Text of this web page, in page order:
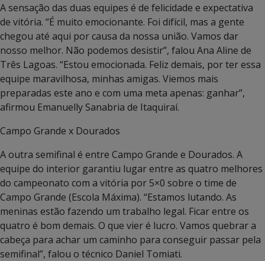
A sensação das duas equipes é de felicidade e expectativa
de vitória. “É muito emocionante. Foi difícil, mas a gente
chegou até aqui por causa da nossa união. Vamos dar
nosso melhor. Não podemos desistir”, falou Ana Aline de
Três Lagoas. “Estou emocionada. Feliz demais, por ter essa
equipe maravilhosa, minhas amigas. Viemos mais
preparadas este ano e com uma meta apenas: ganhar”,
afirmou Emanuelly Sanabria de Itaquiraí.
Campo Grande x Dourados
A outra semifinal é entre Campo Grande e Dourados. A
equipe do interior garantiu lugar entre as quatro melhores
do campeonato com a vitória por 5×0 sobre o time de
Campo Grande (Escola Máxima). “Estamos lutando. As
meninas estão fazendo um trabalho legal. Ficar entre os
quatro é bom demais. O que vier é lucro. Vamos quebrar a
cabeça para achar um caminho para conseguir passar pela
semifinal”, falou o técnico Daniel Tomiati.